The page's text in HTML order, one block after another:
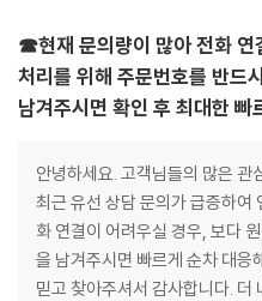
☎현재 문의량이 많아 전화 연
처리를 위해 주문번호를 반드
남겨주시면 확인 후 최대한
안녕하세요. 고객님들의 많은 관
최근 유선 상담 문의가 급증하여
화 연결이 어려우실 경우, 보다
을 남겨주시면 빠르게 순차 대응
믿고 찾아주셔서 감사합니다. 더